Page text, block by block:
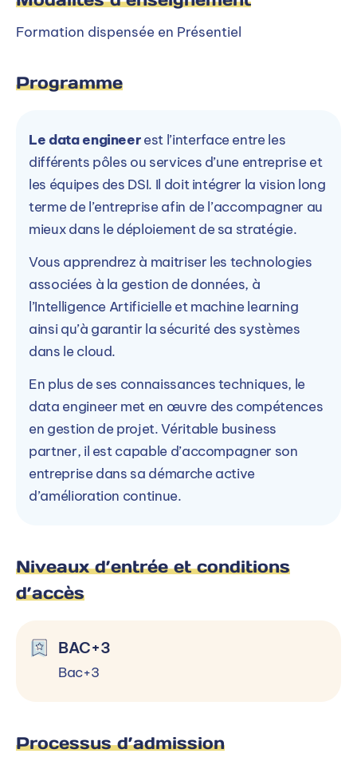
Formation dispensée en Présentiel
Programme
Le data engineerest l’interface entre les
différents pôles ou services d’une entreprise et
les équipes des DSI. Il doit intégrer la vision long
terme de l’entreprise afin de l’accompagner au
mieux dans le déploiement de sa stratégie.
Vous apprendrez à maitriser les technologies
associées à la gestion de données, à
l’Intelligence Artificielle et machine learning
ainsi qu’à garantir la sécurité des systèmes
dans le cloud.
En plus de ses connaissances techniques, le
data engineer met en œuvre des compétences
en gestion de projet. Véritable business
partner, il est capable d’accompagner son
entreprise dans sa démarche active
d’amélioration continue.
Niveaux d’entrée et conditions
d’accès
BAC+3
Bac+3
Processus d’admission
BAC+3
BAC+3
Inscription :A partir d'octobre
Rentrée : Septembre
Candidater
En savoir plus
Service Admission Cergy
Responsable Admissions & Promotion
Contacter par téléphone
Accéder à la formation sur le site de